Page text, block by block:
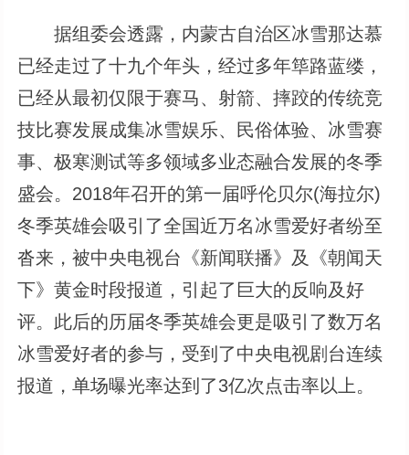
据组委会透露，内蒙古自治区冰雪那达慕
已经走过了十九个年头，经过多年筚路蓝缕，
已经从最初仅限于赛马、射箭、摔跤的传统竞
技比赛发展成集冰雪娱乐、民俗体验、冰雪赛
事、极寒测试等多领域多业态融合发展的冬季
盛会。2018年召开的第一届呼伦贝尔(海拉尔)
冬季英雄会吸引了全国近万名冰雪爱好者纷至
沓来，被中央电视台《新闻联播》及《朝闻天
下》黄金时段报道，引起了巨大的反响及好
评。此后的历届冬季英雄会更是吸引了数万名
冰雪爱好者的参与，受到了中央电视剧台连续
报道，单场曝光率达到了3亿次点击率以上。